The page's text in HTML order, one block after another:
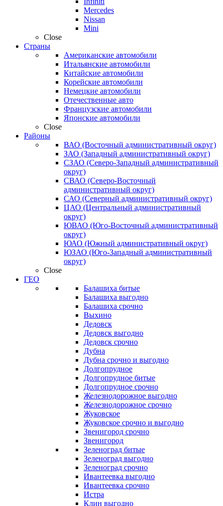
Mercedes
Nissan
Mini
Close
Страны
Американские автомобили
Итальянские автомобили
Китайские автомобили
Корейские автомобили
Немецкие автомобили
Отечественные авто
Французские автомобили
Японские автомобили
Close
Районы
ВАО (Восточный административный округ)
ЗАО (Западный административный округ)
СЗАО (Северо-Западный административный
округ)
СВАО (Северо-Восточный
административный округ)
САО (Северный административный округ)
ЦАО (Центральный административный
округ)
ЮВАО (Юго-Восточный административный
округ)
ЮАО (Южный административный округ)
ЮЗАО (Юго-Западный административный
округ)
Close
ГЕО
Балашиха битые
Балашиха выгодно
Балашиха срочно
Выхино
Дедовск
Дедовск выгодно
Дедовск срочно
Дубна
Дубна срочно и выгодно
Долгопрудное
Долгопрудное битые
Долгопрудное срочно
Железнодорожное выгодно
Железнодорожное срочно
Жуковское
Жуковское срочно и выгодно
Звенигород срочно
Звенигород
Зеленоград битые
Зеленоград выгодно
Зеленоград срочно
Ивантеевка выгодно
Ивантеевка срочно
Истра
Клин выгодно